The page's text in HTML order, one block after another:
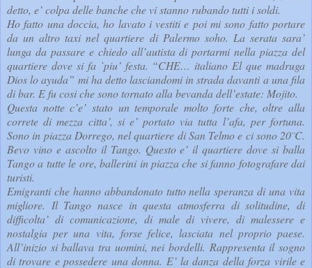
detto, e’ colpa delle banche che vi stanno rubando tutti i soldi.
Ho fatto una doccia, ho lavato i vestiti e poi mi sono fatto portare
da un altro taxi nel quartiere di Palermo soho. La serata sara’
lunga da passare e chiedo all’autista di portarmi nella piazza del
quartiere dove si fa `piu’ festa. “CHE… italiano El que madruga
Dios lo ayuda” mi ha detto lasciandomi in strada davanti a una fila
di bar. E fu cosi che sono tornato alla bevanda dell’estate: Mojito.
Questa notte c’e’ stato un temporale molto forte che, oltre alla
correte di mezza citta’, si e’ portato via tutta l’afa, per fortuna.
Sono in piazza Dorrego, nel quartiere di San Telmo e ci sono 20¨C.
Bevo vino e ascolto il Tango. Questo e’ il quartiere dove si balla
Tango a tutte le ore, ballerini in piazza che si fanno fotografare dai
turisti.
Emigranti che hanno abbandonato tutto nella speranza di una vita
migliore. Il Tango nasce in questa atmosferra di solitudine, di
difficolta’ di comunicazione, di male di vivere, di malessere e
nostalgia per una vita, forse felice, lasciata nel proprio paese.
All’inizio si ballava tra uomini, nei bordelli. Rappresenta il sogno
di trovare e possedere una donna. E’ la danza della forza virile e